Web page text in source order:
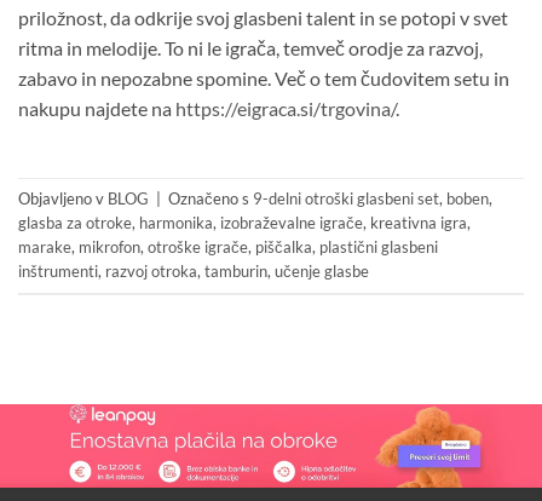
priložnost, da odkrije svoj glasbeni talent in se potopi v svet
ritma in melodije. To ni le igrača, temveč orodje za razvoj,
zabavo in nepozabne spomine. Več o tem čudovitem setu in
nakupu najdete na https://eigraca.si/trgovina/.
Objavljeno v BLOG Označeno s 9-delni otroški glasbeni set, boben,
glasba za otroke, harmonika, izobraževalne igrače, kreativna igra,
marake, mikrofon, otroške igrače, piščalka, plastični glasbeni
inštrumenti, razvoj otroka, tamburin, učenje glasbe